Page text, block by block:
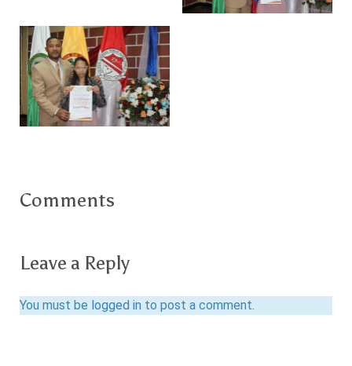
Comments
Leave a Reply
You must be logged in to post a comment.